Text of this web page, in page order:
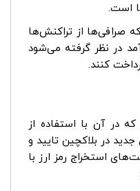
است.
صرافی‌ها از تراکنش‌ها
در نظر گرفته می‌شود
کنند.
در آن با استفاده از
در بلاکچین تایید و
استخراج رمز ارز با